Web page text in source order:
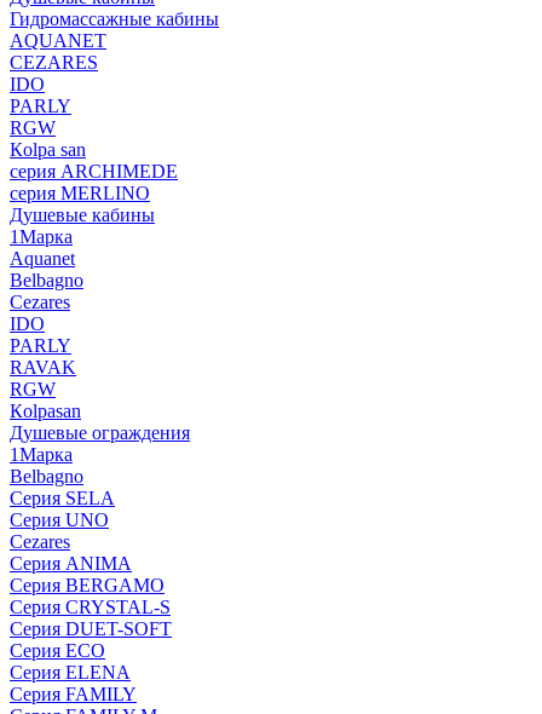
Гидромассажные кабины
AQUANET
CEZARES
IDO
PARLY
RGW
Кolpa san
серия ARCHIMEDE
серия MERLINO
Душевые кабины
1Марка
Aquanet
Belbagno
Cezares
IDO
PARLY
RAVAK
RGW
Кolpasan
Душевые ограждения
1Марка
Belbagno
Серия SELA
Серия UNO
Cezares
Серия ANIMA
Серия BERGAMO
Серия CRYSTAL-S
Серия DUET-SOFT
Серия ECO
Серия ELENA
Серия FAMILY